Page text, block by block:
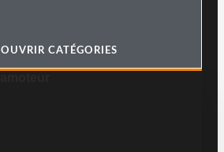
OUVRIR CATÉGORIES